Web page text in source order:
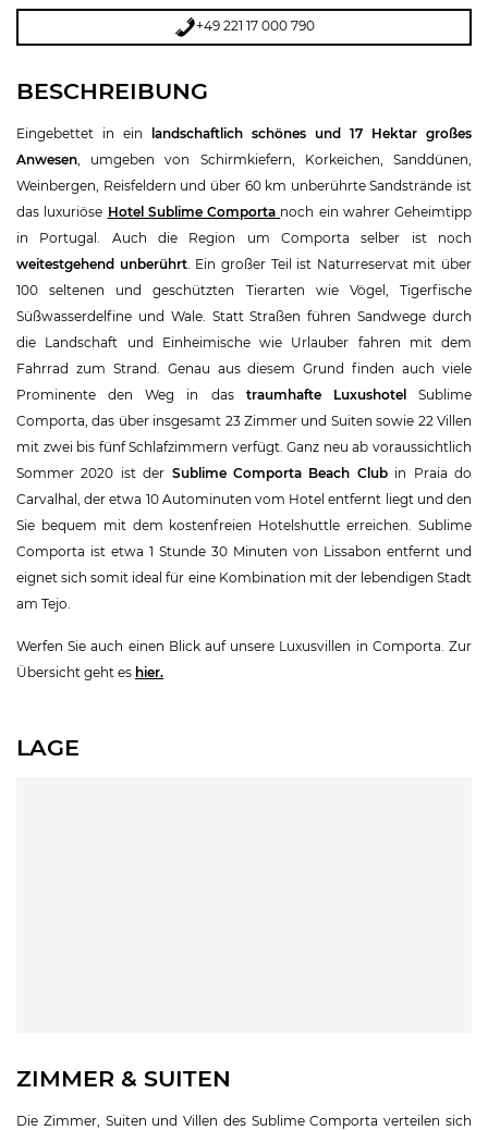
+49 221 17 000 790
BESCHREIBUNG
Eingebettet in ein landschaftlich schönes und 17 Hektar großes
Anwesen , umgeben von Schirmkiefern, Korkeichen, Sanddünen,
Weinbergen, Reisfeldern und über 60 km unberührte Sandstrände ist
das luxuriöse Hotel Sublime Comporta noch ein wahrer Geheimtipp
in Portugal. Auch die Region um Comporta selber ist noch
weitestgehend unberührt. Ein großer Teil ist Naturreservat mit über
100 seltenen und geschützten Tierarten wie Vögel, Tigerfische
Süßwasserdelfine und Wale. Statt Straßen führen Sandwege durch
die Landschaft und Einheimische wie Urlauber fahren mit dem
Fahrrad zum Strand. Genau aus diesem Grund finden auch viele
Prominente den Weg in das traumhafte LuxushotelSublime
Comporta, das über insgesamt 23 Zimmer und Suiten sowie 22 Villen
mit zwei bis fünf Schlafzimmern verfügt. Ganz neu ab voraussichtlich
Sommer 2020 ist der Sublime Comporta Beach Clubin Praia do
Carvalhal, der etwa 10 Autominuten vom Hotel entfernt liegt und den
Sie bequem mit dem kostenfreien Hotelshuttle erreichen. Sublime
Comporta ist etwa 1 Stunde 30 Minuten von Lissabon entfernt und
eignet sich somit ideal für eine Kombination mit der lebendigen Stadt
am Tejo.
Werfen Sie auch einen Blick auf unsere Luxusvillen in Comporta. Zur
Übersicht geht es hier.
LAGE
ZIMMER & SUITEN
Die Zimmer, Suiten und Villen des Sublime Comporta verteilen sich